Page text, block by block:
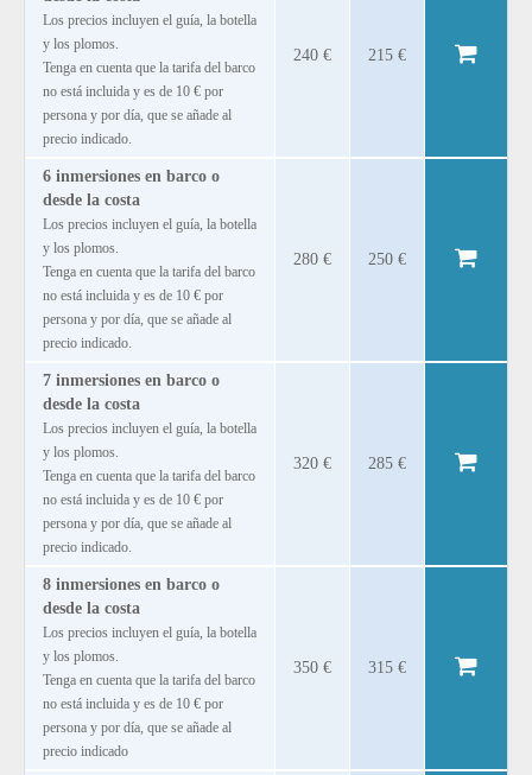
Los precios incluyen el guía, la botella
y los plomos.
Tenga en cuenta que la tarifa del barco
no está incluida y es de 10 € por
persona y por día, que se añade al
precio indicado.
240 € 215 €
6 inmersiones en barco o
desde la costa
Los precios incluyen el guía, la botella
y los plomos.
Tenga en cuenta que la tarifa del barco
no está incluida y es de 10 € por
persona y por día, que se añade al
precio indicado.
280 € 250 €
7 inmersiones en barco o
desde la costa
Los precios incluyen el guía, la botella
y los plomos.
Tenga en cuenta que la tarifa del barco
no está incluida y es de 10 € por
persona y por día, que se añade al
precio indicado.
320 € 285 €
8 inmersiones en barco o
desde la costa
Los precios incluyen el guía, la botella
y los plomos.
Tenga en cuenta que la tarifa del barco
no está incluida y es de 10 € por
persona y por día, que se añade al
precio indicado
350 € 315 €